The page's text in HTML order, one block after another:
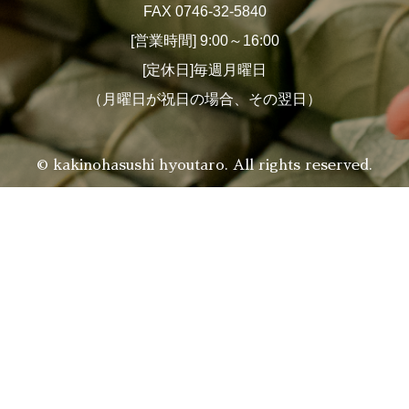
FAX 0746-32-5840
[営業時間] 9:00～16:00
[定休日]毎週月曜日
（月曜日が祝日の場合、その翌日）
© kakinohasushi hyoutaro. All rights reserved.